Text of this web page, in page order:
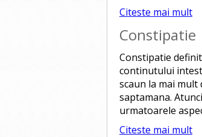
Citeste mai mult
Constipatie
Constipatie
continutului
scaun la mai
saptamana.
urmatoarele
Citeste mai mult